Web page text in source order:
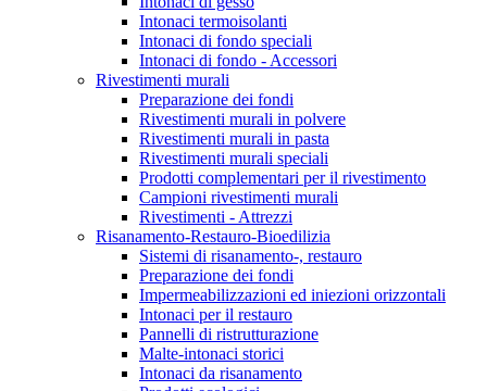
Intonaci termoisolanti
Intonaci di fondo speciali
Intonaci di fondo - Accessori
Rivestimenti murali
Preparazione dei fondi
Rivestimenti murali in polvere
Rivestimenti murali in pasta
Rivestimenti murali speciali
Prodotti complementari per il rivestimento
Campioni rivestimenti murali
Rivestimenti - Attrezzi
Risanamento-Restauro-Bioedilizia
Sistemi di risanamento-, restauro
Preparazione dei fondi
Impermeabilizzazioni ed iniezioni orizzontali
Intonaci per il restauro
Pannelli di ristrutturazione
Malte-intonaci storici
Intonaci da risanamento